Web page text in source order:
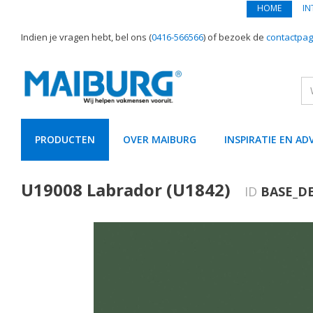
HOME
Indien je vragen hebt, bel ons (0416-566566) of bezoek de
PRODUCTEN OVER MAIBURG INSPIRATIE EN
U19008 Labrador (U1842) ID